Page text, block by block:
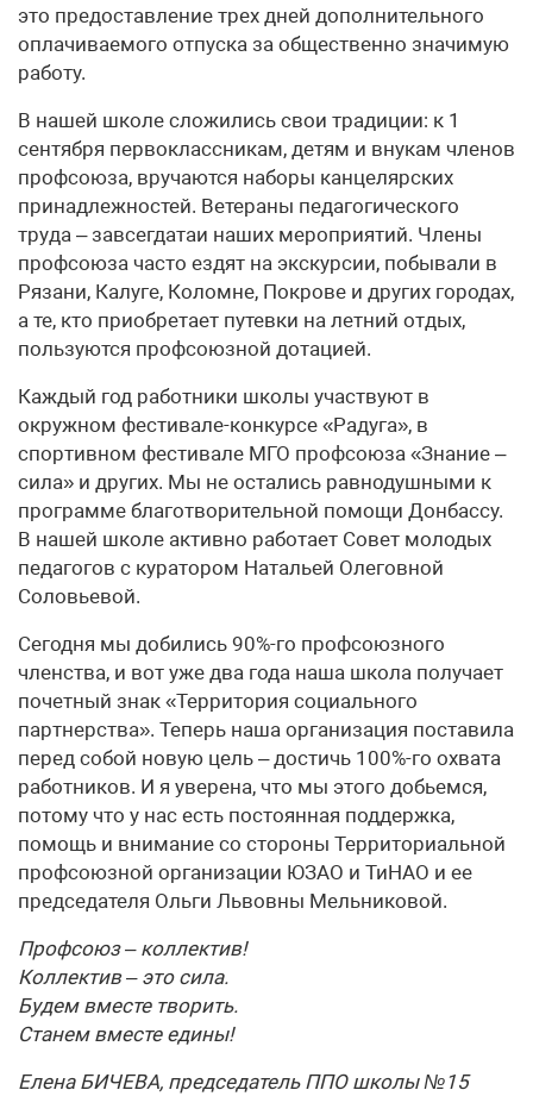
это предоставление трех дней дополнительного
оплачиваемого отпуска за общественно значимую
работу.
В нашей школе сложились свои традиции: к 1
сентября первоклассникам, детям и внукам членов
профсоюза, вручаются наборы канцелярских
принадлежностей. Ветераны педагогического
труда – завсегдатаи наших мероприятий. Члены
профсоюза часто ездят на экскурсии, побывали в
Рязани, Калуге, Коломне, Покрове и других городах,
а те, кто приобретает путевки на летний отдых,
пользуются профсоюзной дотацией.
Каждый год работники школы участвуют в
окружном фестивале-конкурсе «Радуга», в
спортивном фестивале МГО профсоюза «Знание –
сила» и других. Мы не остались равнодушными к
программе благотворительной помощи Донбассу.
В нашей школе активно работает Совет молодых
педагогов с куратором Натальей Олеговной
Соловьевой.
Сегодня мы добились 90%-го профсоюзного
членства, и вот уже два года наша школа получает
почетный знак «Территория социального
партнерства». Теперь наша организация поставила
перед собой новую цель – достичь 100%-го охвата
работников. И я уверена, что мы этого добьемся,
потому что у нас есть постоянная поддержка,
помощь и внимание со стороны Территориальной
профсоюзной организации ЮЗАО и ТиНАО и ее
председателя Ольги Львовны Мельниковой.
Профсоюз – коллектив!
Коллектив – это сила.
Будем вместе творить.
Станем вместе едины!
Елена БИЧЕВА, председатель ППО школы №15